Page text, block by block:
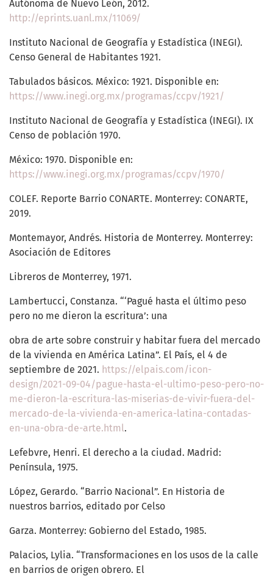
Autónoma de Nuevo León, 2012.
http://eprints.uanl.mx/11069/
Instituto Nacional de Geografía y Estadística (INEGI).
Censo General de Habitantes 1921.
Tabulados básicos. México: 1921. Disponible en:
https://www.inegi.org.mx/programas/ccpv/1921/
Instituto Nacional de Geografía y Estadística (INEGI). IX
Censo de población 1970.
México: 1970. Disponible en:
https://www.inegi.org.mx/programas/ccpv/1970/
COLEF. Reporte Barrio CONARTE. Monterrey: CONARTE,
2019.
Montemayor, Andrés. Historia de Monterrey. Monterrey:
Asociación de Editores
Libreros de Monterrey, 1971.
Lambertucci, Constanza. “‘Pagué hasta el último peso
pero no me dieron la escritura’: una
obra de arte sobre construir y habitar fuera del mercado
de la vivienda en América Latina”. El País, el 4 de
septiembre de 2021. https://elpais.com/icon-
design/2021-09-04/pague-hasta-el-ultimo-peso-pero-no-
me-dieron-la-escritura-las-miserias-de-vivir-fuera-del-
mercado-de-la-vivienda-en-america-latina-contadas-
en-una-obra-de-arte.html.
Lefebvre, Henri. El derecho a la ciudad. Madrid:
Península, 1975.
López, Gerardo. “Barrio Nacional”. En Historia de
nuestros barrios, editado por Celso
Garza. Monterrey: Gobierno del Estado, 1985.
Palacios, Lylia. “Transformaciones en los usos de la calle
en barrios de origen obrero. El